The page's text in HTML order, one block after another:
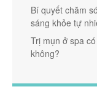
Bí quyết chăm
sáng khỏe tự
Trị mụn ở spa
không?